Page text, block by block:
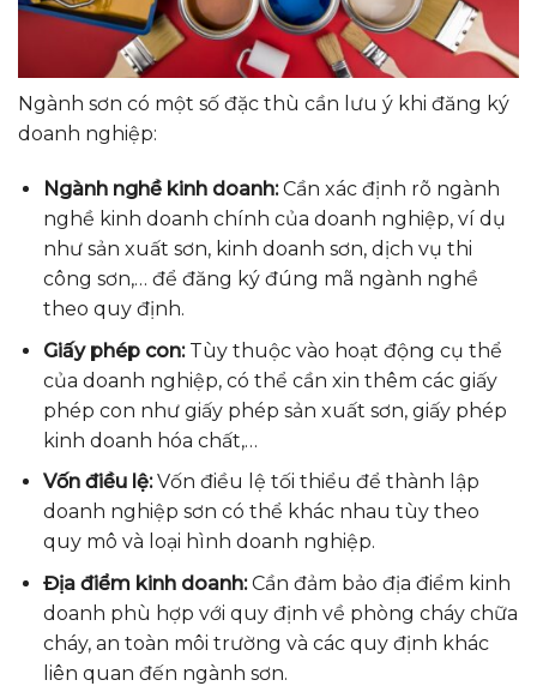
Ngành sơn có một số đặc thù cần lưu ý khi đăng ký
doanh nghiệp:
Ngành nghề kinh doanh:Cần xác định rõ ngành
nghề kinh doanh chính của doanh nghiệp, ví dụ
như sản xuất sơn, kinh doanh sơn, dịch vụ thi
công sơn,… để đăng ký đúng mã ngành nghề
theo quy định.
Giấy phép con:Tùy thuộc vào hoạt động cụ thể
của doanh nghiệp, có thể cần xin thêm các giấy
phép con như giấy phép sản xuất sơn, giấy phép
kinh doanh hóa chất,…
Vốn điều lệ:Vốn điều lệ tối thiểu để thành lập
doanh nghiệp sơn có thể khác nhau tùy theo
quy mô và loại hình doanh nghiệp.
Địa điểm kinh doanh:Cần đảm bảo địa điểm kinh
doanh phù hợp với quy định về phòng cháy chữa
cháy, an toàn môi trường và các quy định khác
liên quan đến ngành sơn.